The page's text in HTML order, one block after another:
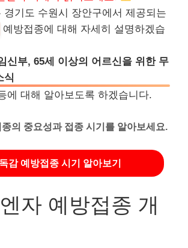
경기도 수원시 장안구에서 제공되는
예방접종에 대해 자세히 설명하겠습
신부, 65세 이상의 어르신을 위한 무
식
에 대해 알아보도록 하겠습니다.
의 중요성과 접종 시기를 알아보세요.
독감 예방접종 시기 알아보기
자 예방접종 개